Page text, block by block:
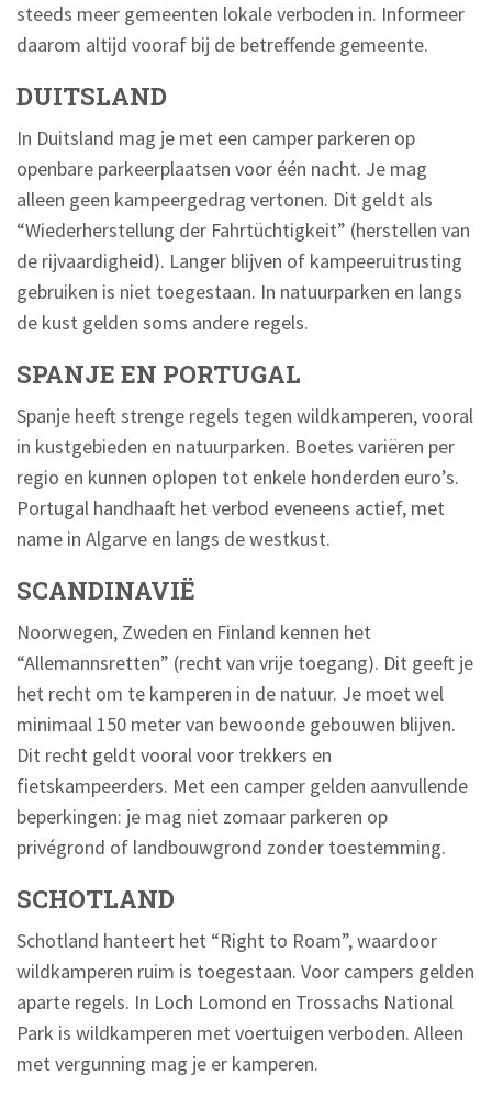
steeds meer gemeenten lokale verboden in. Informeer
daarom altijd vooraf bij de betreffende gemeente.
DUITSLAND
In Duitsland mag je met een camper parkeren op
openbare parkeerplaatsen voor één nacht. Je mag
alleen geen kampeergedrag vertonen. Dit geldt als
“Wiederherstellung der Fahrtüchtigkeit” (herstellen van
de rijvaardigheid). Langer blijven of kampeeruitrusting
gebruiken is niet toegestaan. In natuurparken en langs
de kust gelden soms andere regels.
SPANJE EN PORTUGAL
Spanje heeft strenge regels tegen wildkamperen, vooral
in kustgebieden en natuurparken. Boetes variëren per
regio en kunnen oplopen tot enkele honderden euro’s.
Portugal handhaaft het verbod eveneens actief, met
name in Algarve en langs de westkust.
SCANDINAVIË
Noorwegen, Zweden en Finland kennen het
“Allemannsretten” (recht van vrije toegang). Dit geeft je
het recht om te kamperen in de natuur. Je moet wel
minimaal 150 meter van bewoonde gebouwen blijven.
Dit recht geldt vooral voor trekkers en
fietskampeerders. Met een camper gelden aanvullende
beperkingen: je mag niet zomaar parkeren op
privégrond of landbouwgrond zonder toestemming.
SCHOTLAND
Schotland hanteert het “Right to Roam”, waardoor
wildkamperen ruim is toegestaan. Voor campers gelden
aparte regels. In Loch Lomond en Trossachs National
Park is wildkamperen met voertuigen verboden. Alleen
met vergunning mag je er kamperen.